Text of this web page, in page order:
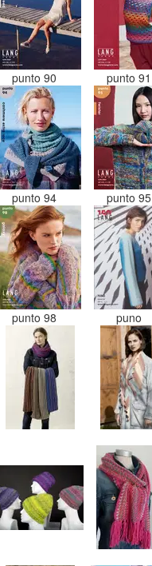
punto 90 punto 91
punto 94 punto 95
punto 98 puno